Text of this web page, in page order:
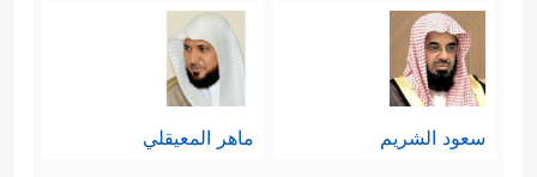
فَبِأَیِّ ءَالَاۤءِ رَبِّكَ تَتَمَارَىٰ
هَـٰذَا نَذِیرࣱ مِّنَ ٱلنُّذُرِ
ٱلۡأُولَىٰۤ﴿٥٦﴾ ﴿٥٧﴾
لَیۡسَ لَهَا مِن دُونِ
ٱللَّهِ كَاشِفَةٌ﴾
سعود الشريم ماهر المعيقلي